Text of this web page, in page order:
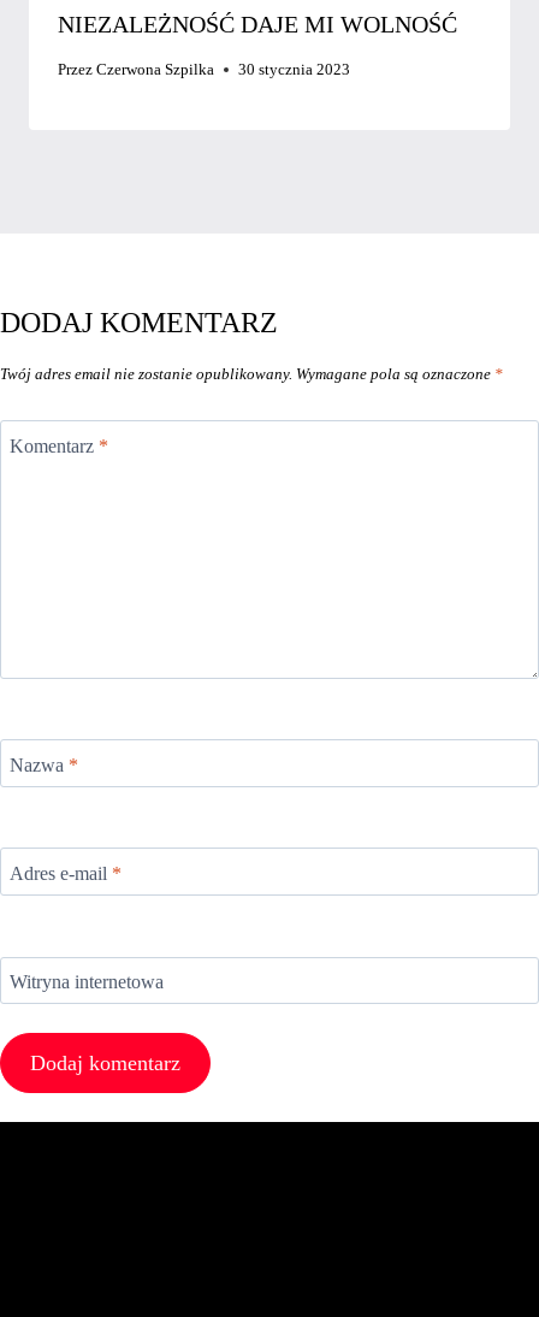
NIEZALEŻNOŚĆ DAJE MI WOLNOŚĆ
Przez Czerwona Szpilka 30 stycznia 2023
DODAJ KOMENTARZ
Twój adres email nie zostanie opublikowany. Wymagane pola są oznaczone *
Komentarz *
Nazwa *
Adres e-mail *
Witryna internetowa